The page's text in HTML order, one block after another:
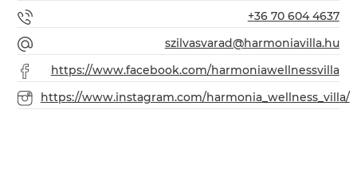
+36 70 604 4637
szilvasvarad@harmoniavilla.hu
https://www.facebook.com/harmoniawellnessvilla
https://www.instagram.com/harmonia_wellness_villa/